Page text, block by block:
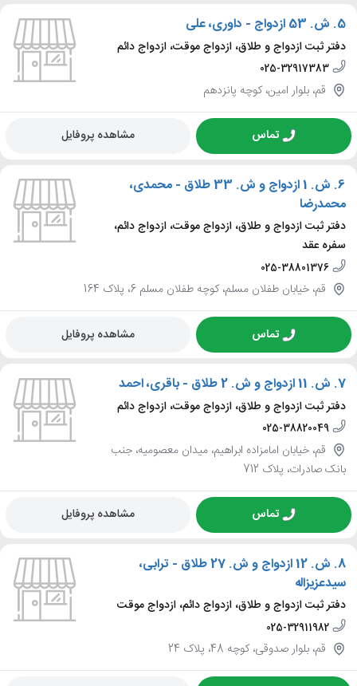
5. ش. 53 ازدواج - داوری، علی
دفتر ثبت ازدواج و طلاق، ازدواج موقت، ازدواج دائم
025-32917383
قم، بلوار امین، کوچه پانزدهم
تماس مشاهده پروفایل
6.
ش. 1 ازدواج و ش. 33 طلاق - محمدی،
محمدرضا
دفتر ثبت ازدواج و طلاق، ازدواج موقت، ازدواج دائم،
سفره عقد
025-38801376
قم، خیابان طفلان مسلم، کوچه طفلان مسلم 6، پلاک 164
تماس مشاهده پروفایل
7. ش. 11 ازدواج و ش. 2 طلاق - باقری، احمد
دفتر ثبت ازدواج و طلاق، ازدواج موقت، ازدواج دائم
025-38820049
قم، خیابان امامزاده ابراهیم، میدان معصومیه، جنب
بانک صادرات، پلاک 712
تماس مشاهده پروفایل
8.
ش. 12 ازدواج و ش. 27 طلاق - ترابی،
سیدعزیزاله
دفتر ثبت ازدواج و طلاق، ازدواج دائم، ازدواج موقت
025-32911982
قم، بلوار صدوقی، کوچه 48، پلاک 24